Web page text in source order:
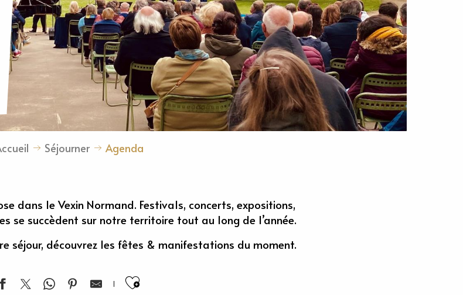
Séjourner Agenda
dans le Vexin Normand. Festivals, concerts, expositions,
se succèdent sur notre territoire tout au long de l’année.
séjour, découvrez les fêtes & manifestations du moment.
Ajouter aux favoris